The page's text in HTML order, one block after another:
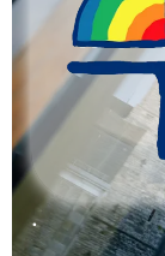
.